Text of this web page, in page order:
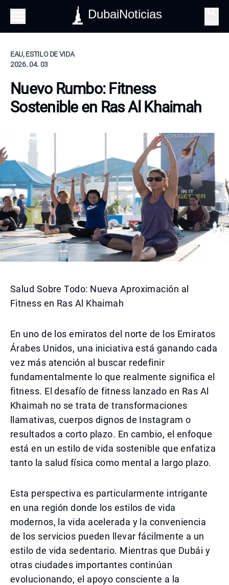
DubaiNoticias
EAU, ESTILO DE VIDA
2026. 04. 03
Nuevo Rumbo: Fitness
Sostenible en Ras Al Khaimah
Salud Sobre Todo: Nueva Aproximación al
Fitness en Ras Al Khaimah
En uno de los emiratos del norte de los Emiratos
Árabes Unidos, una iniciativa está ganando cada
vez más atención al buscar redefinir
fundamentalmente lo que realmente significa el
fitness. El desafío de fitness lanzado en Ras Al
Khaimah no se trata de transformaciones
llamativas, cuerpos dignos de Instagram o
resultados a corto plazo. En cambio, el enfoque
está en un estilo de vida sostenible que enfatiza
tanto la salud física como mental a largo plazo.
Esta perspectiva es particularmente intrigante
en una región donde los estilos de vida
modernos, la vida acelerada y la conveniencia
de los servicios pueden llevar fácilmente a un
estilo de vida sedentario. Mientras que Dubái y
otras ciudades importantes continúan
evolucionando, el apoyo consciente a la